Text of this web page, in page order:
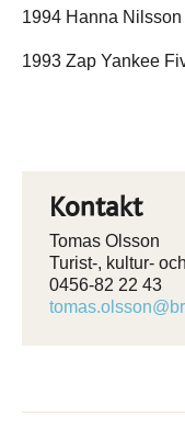
1994 Hanna Nilsson
1993 Zap Yankee
Kontakt
Tomas Olsson
Turist-, kultur-
0456-82 22 43